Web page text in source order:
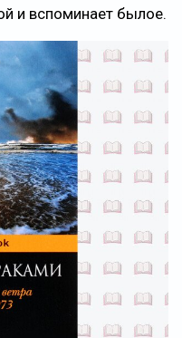
и вспоминает былое.